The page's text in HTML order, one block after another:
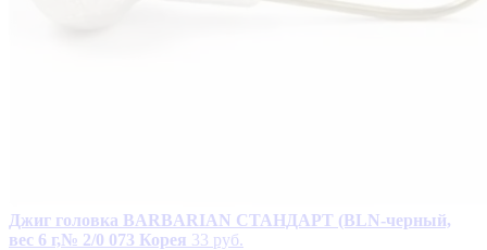
Джиг головка BARBARIAN СТАНДАРТ (BLN-черный,
вес 6 г,№ 2/0 073 Корея 33 руб.